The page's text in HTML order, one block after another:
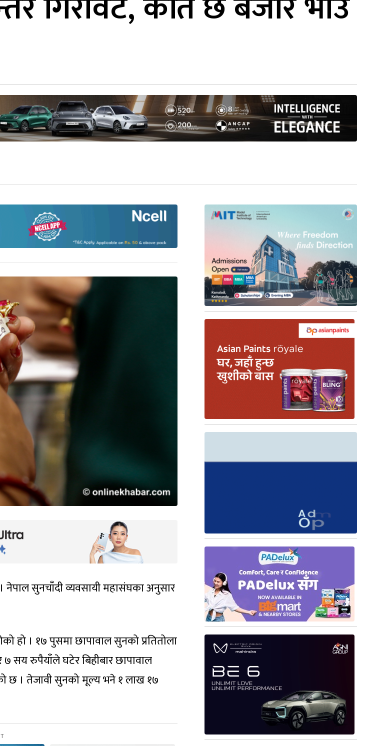
नेपाल सुनचाँदी व्यवसायी महासंघका अनुसार
। १७ पुसमा छापावाल सुनको प्रतितोला
सय रुपैयाँले घटेर बिहीबार छापावाल
छ । तेजावी सुनको मूल्य भने १ लाख १७